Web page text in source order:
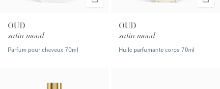
OUD
satin mood
Parfum pour cheveux 70ml
OUD
satin mood
Huile parfumante corps 70ml